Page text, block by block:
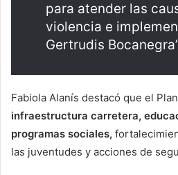
para atender las
violencia e
Gertrudis
Fabiola Alanís destacó que el
infraestructura carretera,
programas sociales,
las juventudes y acciones de